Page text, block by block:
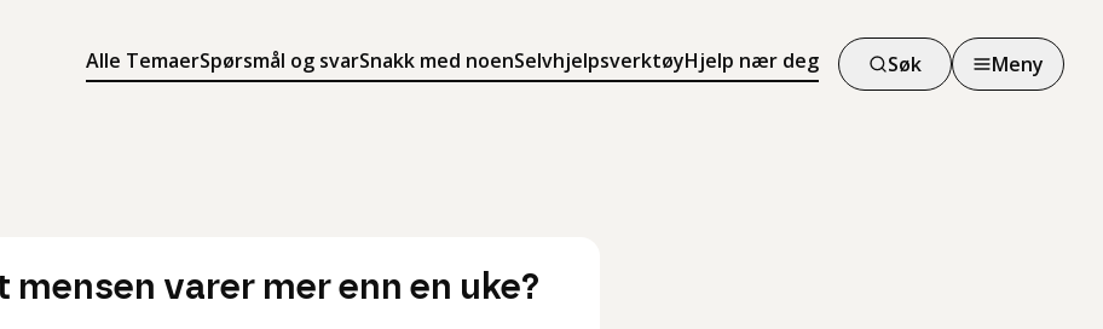
Alle TemaerSpørsmål og svarSnakk med noenSelvhjelpsverktøyHjelp nær deg
Søk
Søk
Meny
Meny
mensen varer mer enn en uke?